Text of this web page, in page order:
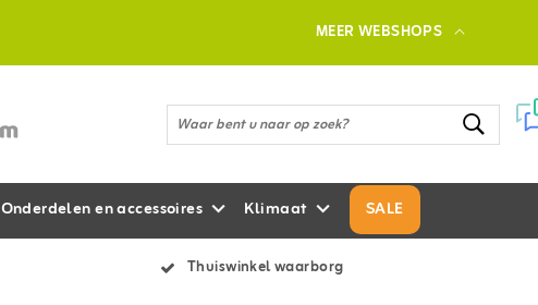
MEER WEBSHOPS
Onderdelen en accessoires Klimaat SALE
Thuiswinkel waarborg